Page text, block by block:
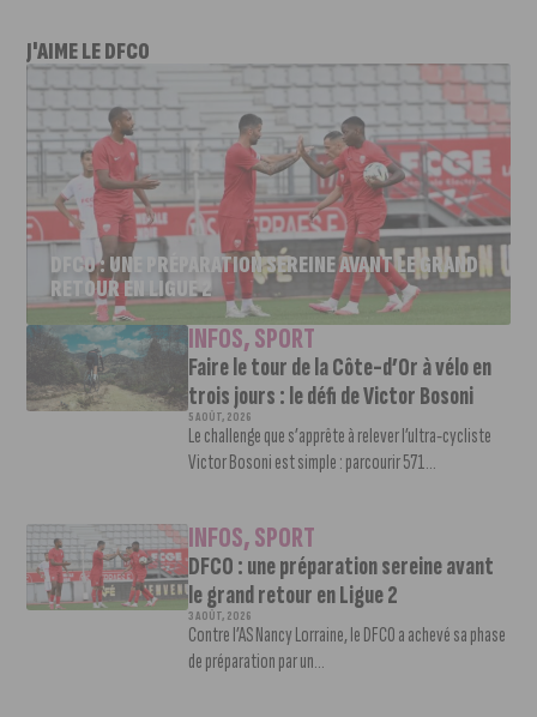
J'AIME LE DFCO
DFCO : UNE PRÉPARATION SEREINE AVANT LE GRAND
RETOUR EN LIGUE 2
INFOS,SPORT
Faire le tour de la Côte-d’Or à vélo en
trois jours : le défi de Victor Bosoni
5 AOÛT, 2026
Le challenge que s’apprête à relever l’ultra-cycliste
Victor Bosoni est simple : parcourir 571...
INFOS,SPORT
DFCO : une préparation sereine avant
le grand retour en Ligue 2
3 AOÛT, 2026
Contre l’AS Nancy Lorraine, le DFCO a achevé sa phase
de préparation par un...